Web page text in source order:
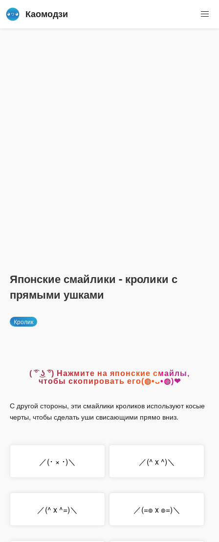
Каомодзи
Японские смайлики - кролики с
прямыми ушками
Кролик
( ͡° ͜ʖ ͡°) Нажмите на японские смайлы,
чтобы скопировать его(◍•ᴗ•◍)❤
С другой стороны, эти смайлики кроликов используют косые
черты, чтобы сделать уши свисающими прямо вниз.
／(･ × ･)＼ ／(^ x ^)＼
／(^ x ^=)＼ ／(=๏ x ๏=)＼